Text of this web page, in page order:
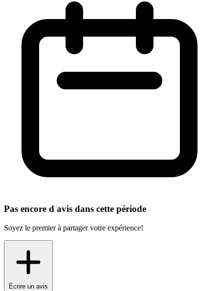
Pas encore d avis dans cette période
Soyez le premier à partager votre expérience!
Écrire un avis